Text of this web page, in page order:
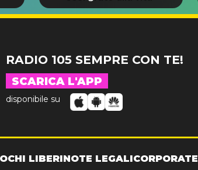
RADIO 105 SEMPRE CON TE!
SCARICA L'APP
disponibile su
LIBERINOTE LEGALICORPORATE